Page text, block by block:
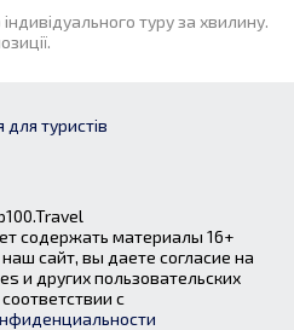
туру за хвилину.
для туристів
содержать материалы 16+
сайт, вы даете согласие на
и других пользовательских
с